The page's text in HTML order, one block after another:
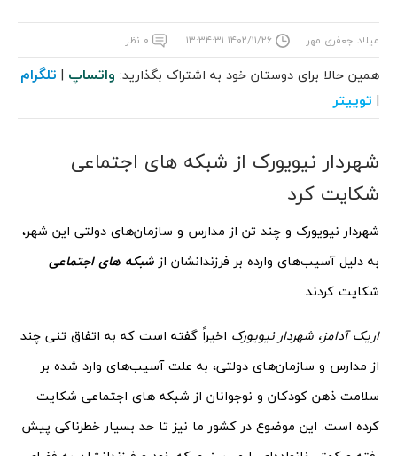
میلاد جعفری مهر ۱۴۰۲/۱۱/۲۶ ۱۳:۳۴:۳۱ ۰ نظر
همین حالا برای دوستان خود به اشتراک بگذارید: واتساپ | تلگرام
| توییتر
شهردار نیویورک از شبکه های اجتماعی
شکایت کرد
شهردار نیویورک و چند تن از مدارس و سازمان‌های دولتی این شهر،
به دلیل آسیب‌های وارده بر فرزندانشان از شبکه های اجتماعی
شکایت کردند.
اریک آدامز، شهردار نیویورک اخیراً گفته است که به اتفاق تنی چند
از مدارس و سازمان‌های دولتی، به علت آسیب‌های وارد شده بر
سلامت ذهن کودکان و نوجوانان از شبکه های اجتماعی شکایت
کرده است. این موضوع در کشور ما نیز تا حد بسیار خطرناکی پیش